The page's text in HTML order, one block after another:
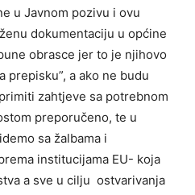
u Javnom pozivu i ovu
dokumentaciju u općine
obrasce jer to je njihovo
prepisku”, a ako ne budu
zahtjeve sa potrebnom
preporučeno, te u
sa žalbama i
institucijama EU- koja
a sve u cilju ostvarivanja